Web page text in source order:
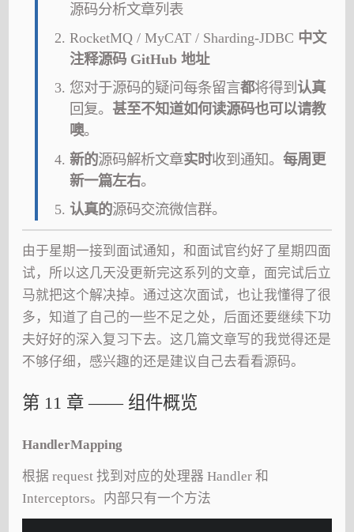
源码分析文章列表
RocketMQ / MyCAT / Sharding-JDBC 中文
注释源码 GitHub 地址
您对于源码的疑问每条留言都将得到 认真
回复。 甚至不知道如何读源码也可以请教
噢。
新的源码解析文章实时收到通知。每周更
新一篇左右。
认真的源码交流微信群。
由于星期一接到面试通知，和面试官约好了星期四面
试，所以这几天没更新完这系列的文章，面完试后立
马就把这个解决掉。通过这次面试，也让我懂得了很
多，知道了自己的一些不足之处，后面还要继续下功
夫好好的深入复习下去。这几篇文章写的我觉得还是
不够仔细，感兴趣的还是建议自己去看看源码。
第 11 章 —— 组件概览
HandlerMapping
根据 request 找到对应的处理器 Handler 和
Interceptors。内部只有一个方法